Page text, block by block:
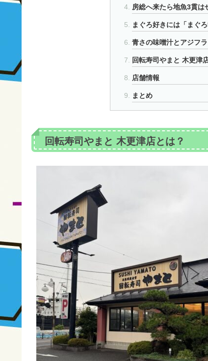
房総へ来たら地魚3貫は
まぐろ好きには「まぐ
青さの味噌汁とアジフラ
回転寿司やまと 木更津
店舗情報
まとめ
回転寿司やまと 木更津店とは？